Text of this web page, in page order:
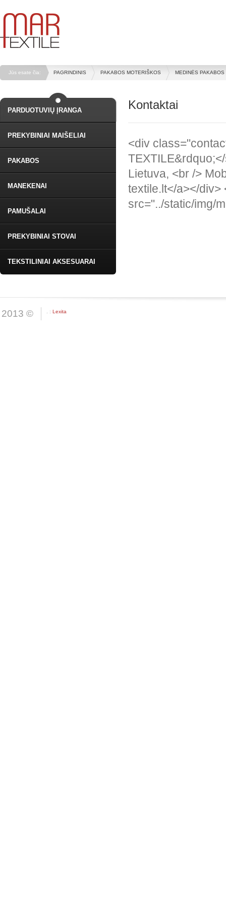
Jūs esate čia: PAGRINDINIS PAKABOS MOTERIŠKOS MEDINĖS PAKABOS
PARDUOTUVIŲ ĮRANGA
PREKYBINIAI MAIŠELIAI
PAKABOS
MANEKENAI
PAMUŠALAI
PREKYBINIAI STOVAI
TEKSTILINIAI AKSESUARAI
Kontaktai
<div
Lietuva, <br />
textile.lt</a></
src="../static/img/
2013 © . : Lexita